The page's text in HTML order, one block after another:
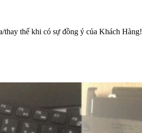
thay thế khi có sự đồng ý của Khách Hàng!